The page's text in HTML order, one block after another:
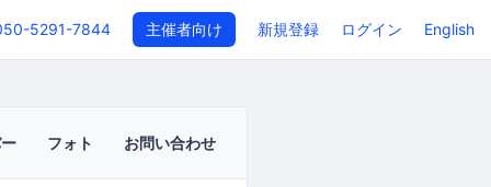
5291-7844 主催者向け 新規登録 ログイン English
フォト お問い合わせ